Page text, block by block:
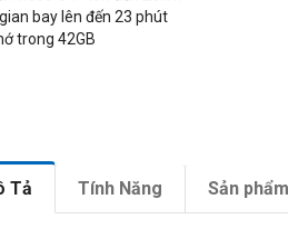
bay lên đến 23 phút
trong 42GB
Tả Tính Năng Sản